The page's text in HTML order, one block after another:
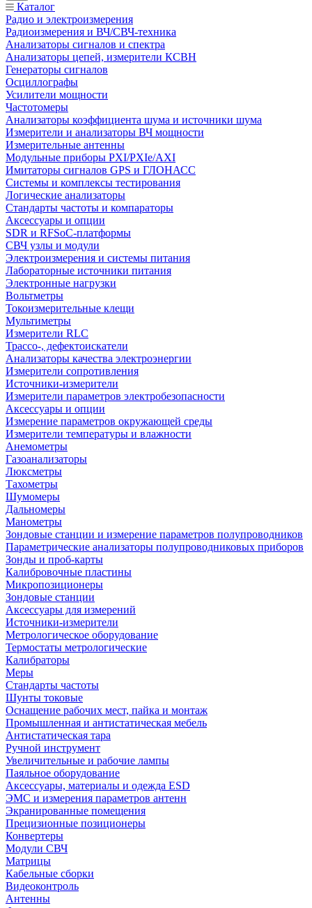
Каталог
Радио и электроизмерения
Радиоизмерения и ВЧ/СВЧ-техника
Анализаторы сигналов и спектра
Анализаторы цепей, измерители КСВН
Генераторы сигналов
Осциллографы
Усилители мощности
Частотомеры
Анализаторы коэффициента шума и источники шума
Измерители и анализаторы ВЧ мощности
Измерительные антенны
Модульные приборы PXI/PXIe/AXI
Имитаторы сигналов GPS и ГЛОНАСС
Системы и комплексы тестирования
Логические анализаторы
Стандарты частоты и компараторы
Аксессуары и опции
SDR и RFSoC‑платформы
СВЧ узлы и модули
Электроизмерения и системы питания
Лабораторные источники питания
Электронные нагрузки
Вольтметры
Токоизмерительные клещи
Мультиметры
Измерители RLC
Трассо-, дефектоискатели
Анализаторы качества электроэнергии
Измерители сопротивления
Источники-измерители
Измерители параметров электробезопасности
Аксессуары и опции
Измерение параметров окружающей среды
Измерители температуры и влажности
Анемометры
Газоанализаторы
Люксметры
Тахометры
Шумомеры
Дальномеры
Манометры
Зондовые станции и измерение параметров полупроводников
Параметрические анализаторы полупроводниковых приборов
Зонды и проб-карты
Калибровочные пластины
Микропозиционеры
Зондовые станции
Аксессуары для измерений
Источники-измерители
Метрологическое оборудование
Термостаты метрологические
Калибраторы
Меры
Стандарты частоты
Шунты токовые
Оснащение рабочих мест, пайка и монтаж
Промышленная и антистатическая мебель
Антистатическая тара
Ручной инструмент
Увеличительные и рабочие лампы
Паяльное оборудование
Аксессуары, материалы и одежда ESD
ЭМС и измерения параметров антенн
Экранированные помещения
Прецизионные позиционеры
Конвертеры
Модули СВЧ
Матрицы
Кабельные сборки
Видеоконтроль
Антенны